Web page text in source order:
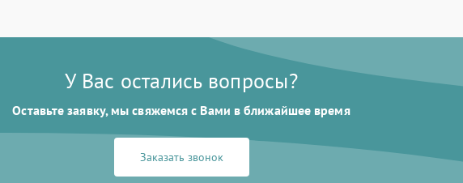
1 год
Нестабильные результаты 80 мин 1 год
У Вас остались вопросы?
Оставьте заявку, мы свяжемся с Вами в ближайшее время
Заказать звонок